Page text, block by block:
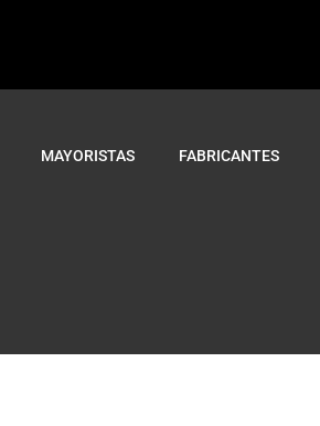
MAYORISTAS FABRICANTES